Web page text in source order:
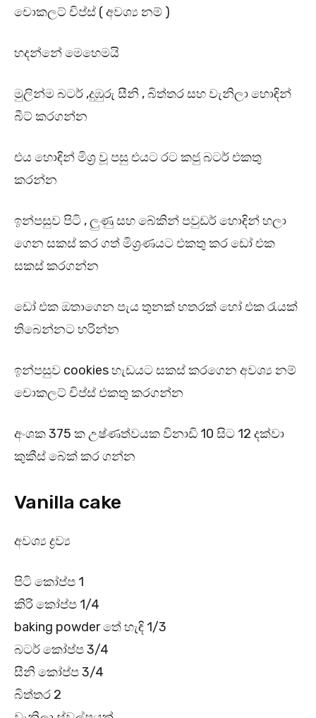
චොකලට් චිප්ස් ( අවශ්‍ය නම් )
හදන්නේ මෙහෙමයි
මුලින්ම බටර් ,දුඹුරු සීනි , බිත්තර සහ වැනිලා හොඳින්
බීට් කරගන්න
එය හොඳින් මිශ්‍ර වූ පසු එයට රට කජු බටර් එකතු
කරන්න
ඉන්පසුව පිටි , ලුණු සහ බේකින් පවුඩර් හොඳින් හලා
ගෙන සකස් කර ගත් මිශ්‍රණයට එකතු කර ඩෝ එක
සකස් කරගන්න
ඩෝ එක ඔතාගෙන පැය තුනක් හතරක් හෝ එක රැයක්
තිබෙන්නට හරින්න
ඉන්පසුව cookies හැඩයට සකස් කරගෙන අවශ්‍ය නම්
චොකලට් චිප්ස් එකතු කරගන්න
අංශක 375 ක උෂ්ණත්වයක විනාඩි 10 සිට 12 දක්වා
කුකීස් බේක් කර ගන්න
Vanilla cake
අවශ්‍ය ද්‍රව්‍ය
පිටි කෝප්ප 1
කිරි කෝප්ප 1/4
baking powder තේ හැඳි 1/3
බටර් කෝප්ප 3/4
සීනි කෝප්ප 3/4
බිත්තර 2